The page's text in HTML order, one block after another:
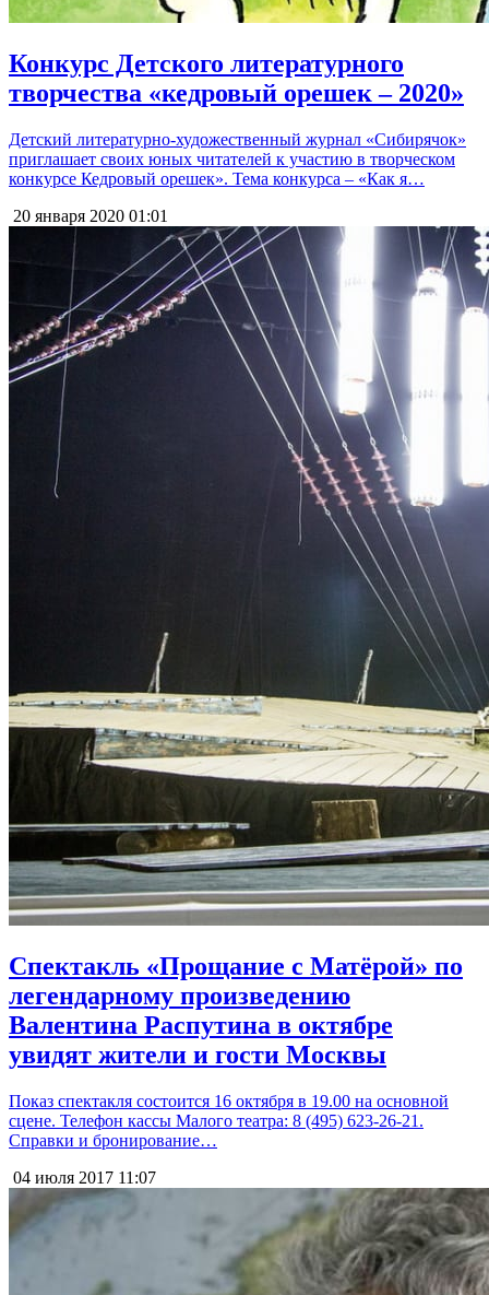
Конкурс Детского литературного
творчества «кедровый орешек – 2020»
Детский литературно-художественный журнал «Сибирячок»
приглашает своих юных читателей к участию в творческом
конкурсе Кедровый орешек». Тема конкурса – «Как я…
20 января 2020 01:01
Спектакль «Прощание с Матёрой» по
легендарному произведению
Валентина Распутина в октябре
увидят жители и гости Москвы
Показ спектакля состоится 16 октября в 19.00 на основной
сцене. Телефон кассы Малого театра: 8 (495) 623-26-21.
Справки и бронирование…
04 июля 2017 11:07